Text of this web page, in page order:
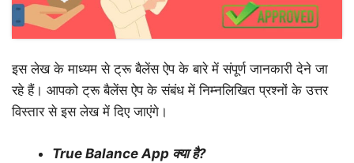
इस लेख के माध्यम से ट्रू बैलेंस ऐप के बारे में संपूर्ण जानकारी देने जा
रहे हैं। आपको ट्रू बैलेंस ऐप के संबंध में निम्नलिखित प्रश्नों के उत्तर
विस्तार से इस लेख में दिए जाएंगे।
True Balance App क्या है?